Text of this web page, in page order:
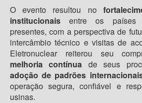
O evento resultou no
institucionais entre os países
presentes, com a perspectiva de
intercâmbio técnico e visitas de
Eletronuclear reiterou seu
melhoria contínua de seus
adoção de padrões
operação segura, confiável e
usinas.